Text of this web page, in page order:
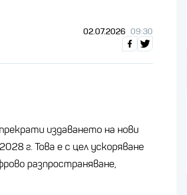
02.07.2026 09:30
издаването на нови
г. Това е с цел ускоряване
разпространяване,